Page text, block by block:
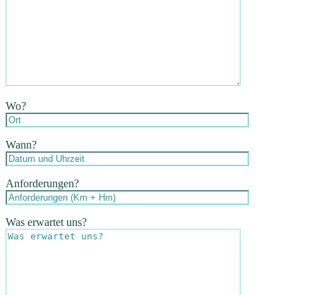
Wo?
Wann?
Anforderungen?
Was erwartet uns?